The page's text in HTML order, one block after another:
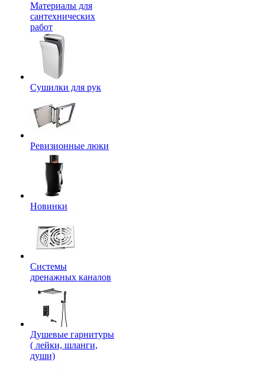
Материалы для
сантехнических
работ
Сушилки для рук
Ревизионные люки
Новинки
Системы
дренажных каналов
Душевые гарнитуры
( лейки, шланги,
души)